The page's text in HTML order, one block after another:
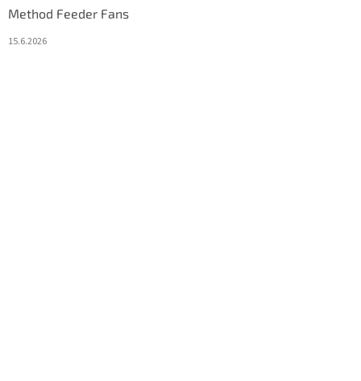
Method Feeder Fans
15.6.2026